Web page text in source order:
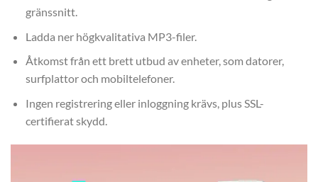
gränssnitt.
Ladda ner högkvalitativa MP3-filer.
Åtkomst från ett brett utbud av enheter, som datorer,
surfplattor och mobiltelefoner.
Ingen registrering eller inloggning krävs, plus SSL-
certifierat skydd.